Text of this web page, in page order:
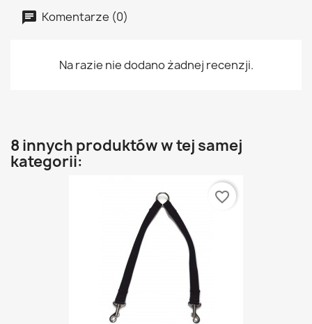
Komentarze (0)
Na razie nie dodano żadnej recenzji.
8 innych produktów w tej samej
kategorii:
favorite_border